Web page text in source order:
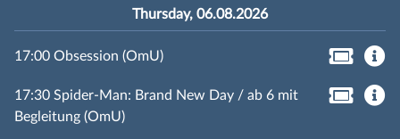
Thursday, 06.08.2026
17:00 Obsession (OmU)
17:30 Spider-Man: Brand New Day / ab 6 mit
Begleitung (OmU)